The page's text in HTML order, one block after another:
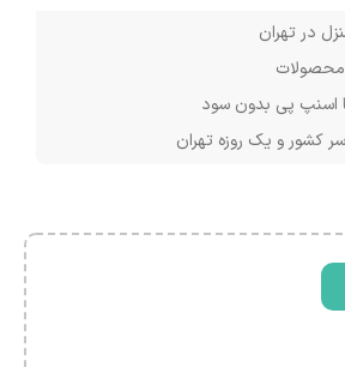
در تهران
کشور و یک روزه تهران